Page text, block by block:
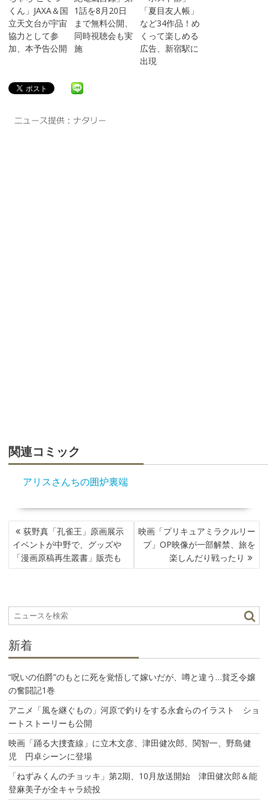
くん」JAXA＆国
立天文台が宇宙
協力として参
加、本予告公開
1話を8月20日
まで無料公開、
同時視聴会も実
施
「夏目友人帳」
など34作品！め
くって楽しめる
広告、新宿駅に
出現
関連コミック
アリスさんちの囲炉裏端
投
稿
ナ
ビ
シ
ョ
荻野真「孔雀王」原画展示
イベントが中野で、グッズや
「漫画原稿再生叢書」販売も
映画「プリキュアミラクルリー
プ」OP映像が一部解禁、旅を
楽しんだり戦ったり
新着
“呪いの伯爵”のもとに死を覚悟して嫁いだが、噂と違う…貧乏令嬢
の奮闘記1巻
アニメ「風を継ぐもの」河原で釣りをする永倉らのイラスト ショ
ートストーリーも公開
映画「踊る大捜査線」に立木文彦、津田健次郎、関智一、野島健
児 円卓シーンに登場
「ねずみくんのチョッキ」第2期、10月放送開始 津田健次郎＆能
登麻美子が全キャラ続投